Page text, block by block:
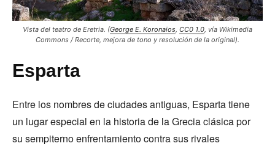
Vista del teatro de Eretria. (George E. Koronaios, CC0 1.0, vía Wikimedia
Commons / Recorte, mejora de tono y resolución de la original).
Esparta
Entre los nombres de ciudades antiguas, Esparta tiene
un lugar especial en la historia de la Grecia clásica por
su sempiterno enfrentamiento contra sus rivales